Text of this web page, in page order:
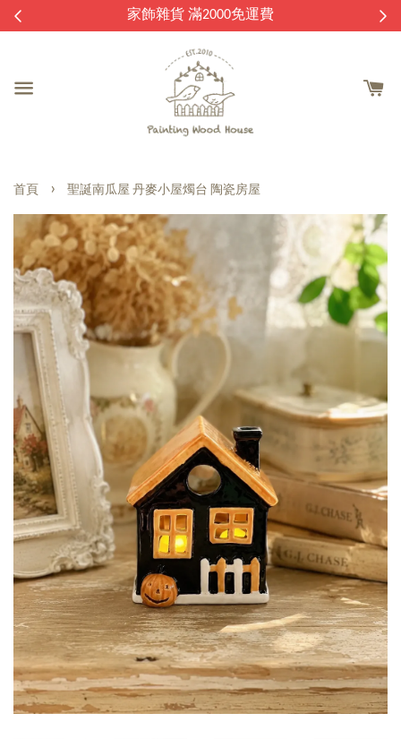
家飾雜貨 滿2000免運費
首頁 › 聖誕南瓜屋 丹麥小屋燭台 陶瓷房屋